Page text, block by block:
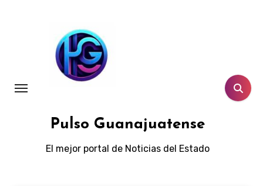
Pulso Guanajuatense
El mejor portal de Noticias del Estado